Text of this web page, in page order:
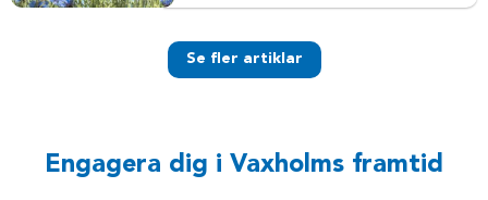
Se fler artiklar
Engagera dig i Vaxholms framtid